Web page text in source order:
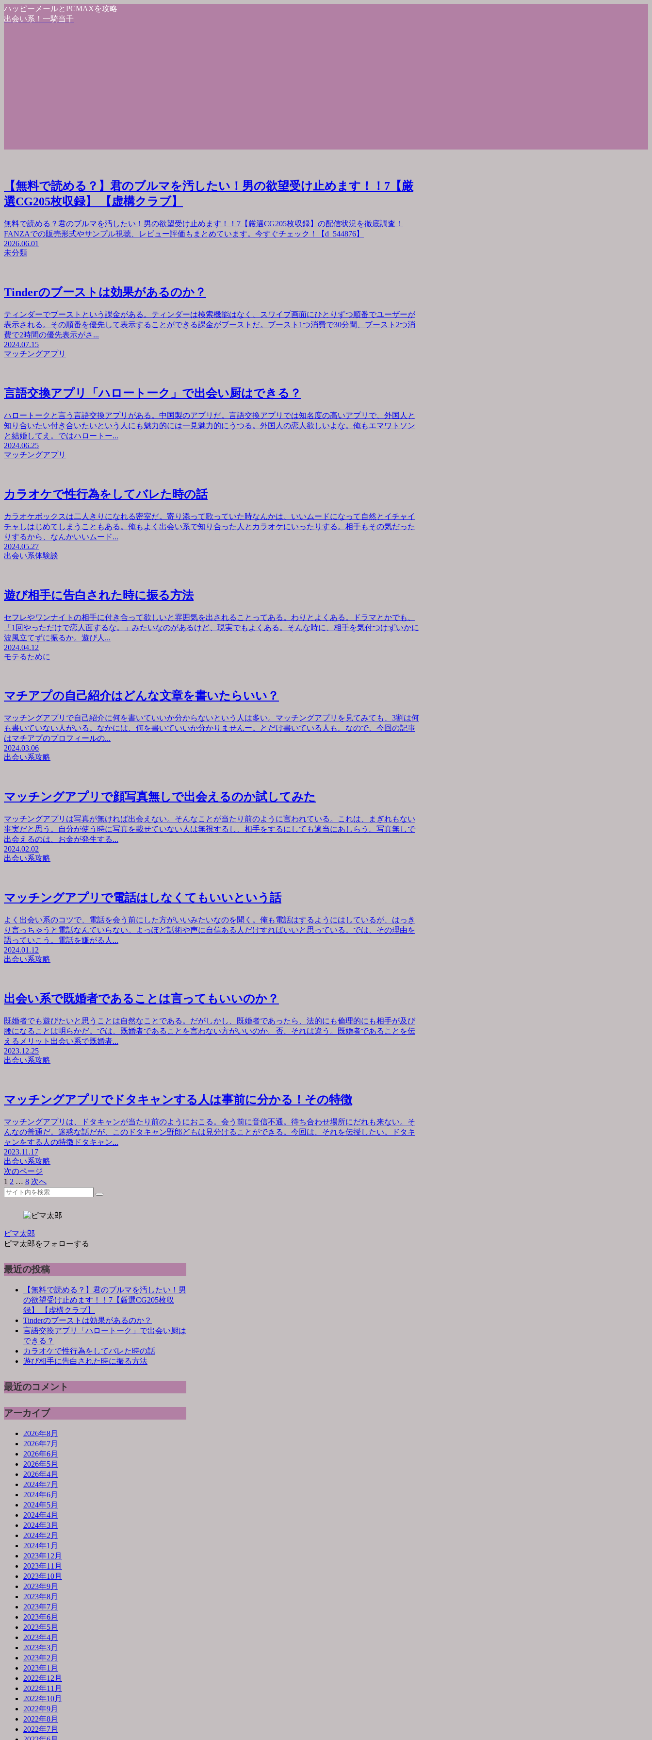
ハッピーメールとPCMAXを攻略
出会い系！一騎当千
【無料で読める？】君のブルマを汚したい！男の欲望受け止めます！！7【厳
選CG205枚収録】 【虚構クラブ】
無料で読める？君のブルマを汚したい！男の欲望受け止めます！！7【厳選CG205枚収録】の配信状況を徹底調査！
FANZAでの販売形式やサンプル視聴、レビュー評価もまとめています。今すぐチェック！【d_544876】
2026.06.01
未分類
Tinderのブーストは効果があるのか？
ティンダーでブーストという課金がある。ティンダーは検索機能はなく、スワイプ画面にひとりずつ順番でユーザーが
表示される。その順番を優先して表示することができる課金がブーストだ。ブースト1つ消費で30分間、ブースト2つ消
費で2時間の優先表示がさ...
2024.07.15
マッチングアプリ
言語交換アプリ「ハロートーク」で出会い厨はできる？
ハロートークと言う言語交換アプリがある。中国製のアプリだ。言語交換アプリでは知名度の高いアプリで、外国人と
知り合いたい付き合いたいという人にも魅力的には一見魅力的にうつる。外国人の恋人欲しいよな。俺もエマワトソン
と結婚してえ。ではハロートー...
2024.06.25
マッチングアプリ
カラオケで性行為をしてバレた時の話
カラオケボックスは二人きりになれる密室だ。寄り添って歌っていた時なんかは、いいムードになって自然とイチャイ
チャしはじめてしまうこともある。俺もよく出会い系で知り合った人とカラオケにいったりする。相手もその気だった
りするから、なんかいいムード...
2024.05.27
出会い系体験談
遊び相手に告白された時に振る方法
セフレやワンナイトの相手に付き合って欲しいと雰囲気を出されることってある。わりとよくある。ドラマとかでも、
「1回やっただけで恋人面するな。」みたいなのがあるけど、現実でもよくある。そんな時に、相手を気付つけずいかに
波風立てずに振るか。遊び人...
2024.04.12
モテるために
マチアプの自己紹介はどんな文章を書いたらいい？
マッチングアプリで自己紹介に何を書いていいか分からないという人は多い。マッチングアプリを見てみても、3割は何
も書いていない人がいる。なかには、何を書いていいか分かりませんー。とだけ書いている人も。なので、今回の記事
はマチアプのプロフィールの...
2024.03.06
出会い系攻略
マッチングアプリで顔写真無しで出会えるのか試してみた
マッチングアプリは写真が無ければ出会えない。そんなことが当たり前のように言われている。これは、まぎれもない
事実だと思う。自分が使う時に写真を載せていない人は無視するし、相手をするにしても適当にあしらう。写真無しで
出会えるのは、お金が発生する...
2024.02.02
出会い系攻略
マッチングアプリで電話はしなくてもいいという話
よく出会い系のコツで、電話を会う前にした方がいいみたいなのを聞く。俺も電話はするようにはしているが、はっき
り言っちゃうと電話なんていらない。よっぽど話術や声に自信ある人だけすればいいと思っている。では、その理由を
語っていこう。電話を嫌がる人...
2024.01.12
出会い系攻略
出会い系で既婚者であることは言ってもいいのか？
既婚者でも遊びたいと思うことは自然なことである。だがしかし、既婚者であったら、法的にも倫理的にも相手が及び
腰になることは明らかだ。では、既婚者であることを言わない方がいいのか。否、それは違う。既婚者であることを伝
えるメリット出会い系で既婚者...
2023.12.25
出会い系攻略
マッチングアプリでドタキャンする人は事前に分かる！その特徴
マッチングアプリは、ドタキャンが当たり前のようにおこる。会う前に音信不通。待ち合わせ場所にだれも来ない。そ
んなの普通だ。迷惑な話だが、このドタキャン野郎どもは見分けることができる。今回は、それを伝授したい。ドタキ
ャンをする人の特徴ドタキャン...
2023.11.17
出会い系攻略
次のページ
1 2 … 8 次へ
ピマ太郎
ピマ太郎をフォローする
最近の投稿
【無料で読める？】君のブルマを汚したい！男
の欲望受け止めます！！7【厳選CG205枚収
録】 【虚構クラブ】
Tinderのブーストは効果があるのか？
言語交換アプリ「ハロートーク」で出会い厨は
できる？
カラオケで性行為をしてバレた時の話
遊び相手に告白された時に振る方法
最近のコメント
アーカイブ
2026年8月
2026年7月
2026年6月
2026年5月
2026年4月
2024年7月
2024年6月
2024年5月
2024年4月
2024年3月
2024年2月
2024年1月
2023年12月
2023年11月
2023年10月
2023年9月
2023年8月
2023年7月
2023年6月
2023年5月
2023年4月
2023年3月
2023年2月
2023年1月
2022年12月
2022年11月
2022年10月
2022年9月
2022年8月
2022年7月